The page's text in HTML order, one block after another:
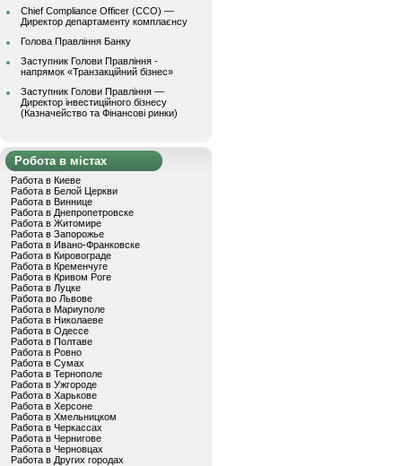
Chief Compliance Officer (CCO) —
Директор департаменту комплаєнсу
Голова Правління Банку
Заступник Голови Правління -
напрямок «Транзакційний бізнес»
Заступник Голови Правління —
Директор інвестиційного бізнесу
(Казначейство та Фінансові ринки)
Робота в містах
Работа в Киеве
Работа в Белой Церкви
Работа в Виннице
Работа в Днепропетровске
Работа в Житомире
Работа в Запорожье
Работа в Ивано-Франковске
Работа в Кировограде
Работа в Кременчуге
Работа в Кривом Роге
Работа в Луцке
Работа во Львове
Работа в Мариуполе
Работа в Николаеве
Работа в Одессе
Работа в Полтаве
Работа в Ровно
Работа в Сумах
Работа в Тернополе
Работа в Ужгороде
Работа в Харькове
Работа в Херсоне
Работа в Хмельницком
Работа в Черкассах
Работа в Чернигове
Работа в Черновцах
Работа в Других городах